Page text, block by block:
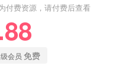
付费资源，请付费后查看
会员 免费